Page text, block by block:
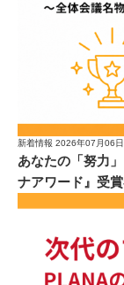
新着情報 2026年07月06日
あなたの「努力
ナアワード』受